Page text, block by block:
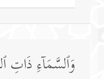
وَٱلسَّمَاۤءِ ذَاتِ